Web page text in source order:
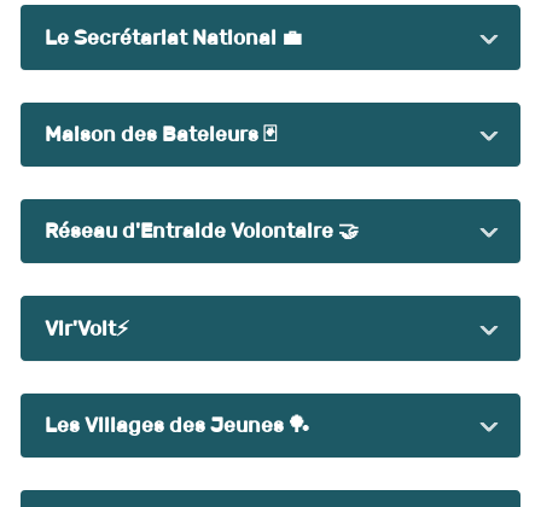
Le Secrétariat National 💼
Maison des Bateleurs 🃏
Réseau d'Entraide Volontaire 🤝
Vir'Volt⚡
Les Villages des Jeunes 🏓